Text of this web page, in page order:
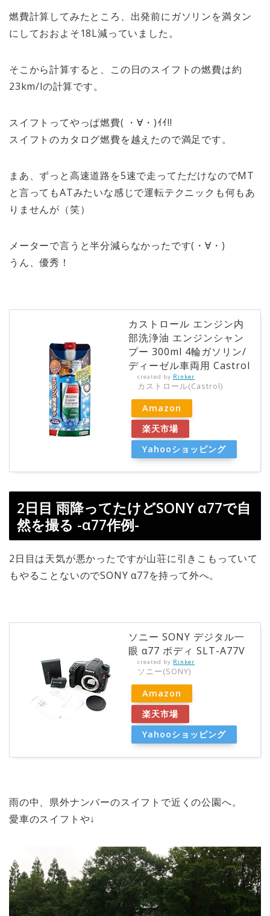
燃費計算してみたところ、出発前にガソリンを満タン
にしておおよそ18L減っていました。
そこから計算すると、この日のスイフトの燃費は約
23km/lの計算です。
スイフトってやっぱ燃費( ・∀・)ｲｲ!!
スイフトのカタログ燃費を越えたので満足です。
まあ、ずっと高速道路を5速で走ってただけなのでMT
と言ってもATみたいな感じで運転テクニックも何もあ
りませんが（笑）
メーターで言うと半分減らなかったです(・∀・)
うん、優秀！
カストロール エンジン内
部洗浄油 エンジンシャン
プー 300ml 4輪ガソリン/
ディーゼル車両用 Castrol
created by Rinker
カストロール(Castrol)
Amazon
楽天市場
Yahooショッピング
2日目 雨降ってたけどSONY α77で自
然を撮る -α77作例-
2日目は天気が悪かったですが山荘に引きこもっていて
もやることないのでSONY α77を持って外へ。
ソニー SONY デジタル一
眼 α77 ボディ SLT-A77V
created by Rinker
ソニー(SONY)
Amazon
楽天市場
Yahooショッピング
雨の中、県外ナンバーのスイフトで近くの公園へ。
愛車のスイフトや↓